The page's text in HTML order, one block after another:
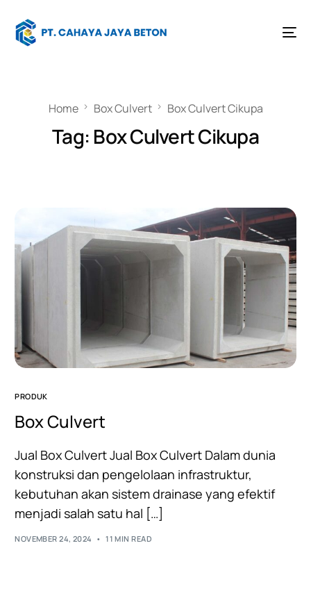
Home Box Culvert Box Culvert Cikupa
Tag: Box Culvert Cikupa
PRODUK
Box Culvert
Jual Box Culvert Jual Box Culvert Dalam dunia
konstruksi dan pengelolaan infrastruktur,
kebutuhan akan sistem drainase yang efektif
menjadi salah satu hal […]
NOVEMBER 24, 2024 11 MIN READ